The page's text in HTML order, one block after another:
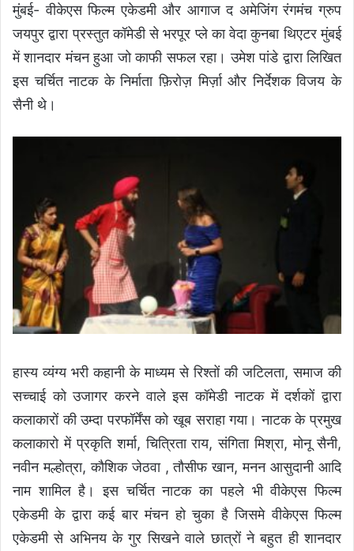
मुंबई- वीकेएस फिल्म एकेडमी और आगाज द अमेजिंग रंगमंच ग्रुप
जयपुर द्वारा प्रस्तुत कॉमेडी से भरपूर प्ले का वेदा कुनबा थिएटर मुंबई
में शानदार मंचन हुआ जो काफी सफल रहा। उमेश पांडे द्वारा लिखित
इस चर्चित नाटक के निर्माता फ़िरोज़ मिर्ज़ा और निर्देशक विजय के
सैनी थे।
हास्य व्यंग्य भरी कहानी के माध्यम से रिश्तों की जटिलता, समाज की
सच्चाई को उजागर करने वाले इस कॉमेडी नाटक में दर्शकों द्वारा
कलाकारों की उम्दा परफॉर्मेंस को खूब सराहा गया। नाटक के प्रमुख
कलाकारो में प्रकृति शर्मा, चित्रिता राय, संगिता मिश्रा, मोनू सैनी,
नवीन मल्होत्रा, कौशिक जेठवा , तौसीफ खान, मनन आसुदानी आदि
नाम शामिल है। इस चर्चित नाटक का पहले भी वीकेएस फिल्म
एकेडमी के द्वारा कई बार मंचन हो चुका है जिसमे वीकेएस फिल्म
एकेडमी से अभिनय के गुर सिखने वाले छात्रों ने बहुत ही शानदार